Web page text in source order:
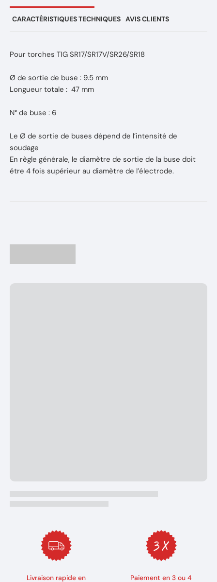
CARACTÉRISTIQUES TECHNIQUES AVIS CLIENTS
Pour torches TIG SR17/SR17V/SR26/SR18
Ø de sortie de buse : 9.5 mm
Longueur totale : 47 mm
N° de buse : 6
Le Ø de sortie de buses dépend de l’intensité de
soudage
En règle générale, le diamètre de sortie de la buse doit
étre 4 fois supérieur au diamètre de l’électrode.
Livraison rapide en
Paiement en 3 ou 4